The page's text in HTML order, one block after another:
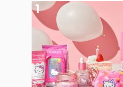
1